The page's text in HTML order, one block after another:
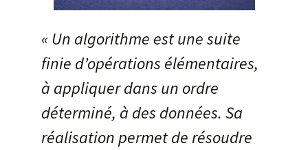
« Un algorithme est une suite
finie d’opérations élémentaires,
à appliquer dans un ordre
déterminé, à des données. Sa
réalisation permet de résoudre